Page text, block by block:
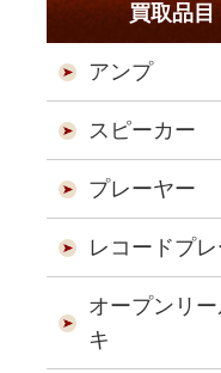
買取品目
アンプ
スピーカー
プレーヤー
レコードプ
オープンリー
キ